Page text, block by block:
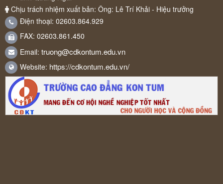
Chịu trách nhiệm xuất bản: Ông: Lê Trí Khải - Hiệu trưởng
Điện thoại: 02603.864.929
FAX: 02603.861.450
Email: truong@cdkontum.edu.vn
Website: https://cdkontum.edu.vn/